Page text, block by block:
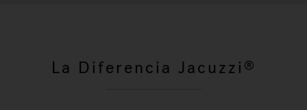
La Diferencia Jacuzzi ®